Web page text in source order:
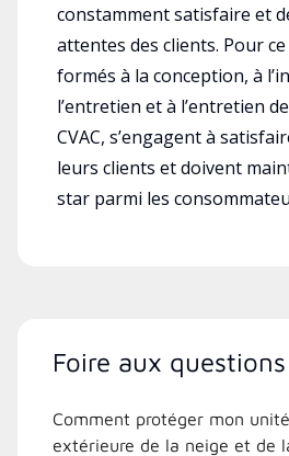
constamment satisfaire et
attentes des clients. Pour
formés à la conception, à
l’entretien et à l’entretien
CVAC, s’engagent à
leurs clients et doivent
star parmi les
Foire aux questions
Comment protéger mon unité
extérieure de la neige et de